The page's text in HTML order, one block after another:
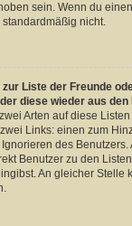
sein. Wenn du
nicht.
Liste der Freunde
diese wieder aus
Arten auf diese
Links: einen zum
des
Benutzer zu den
An gleicher Stelle